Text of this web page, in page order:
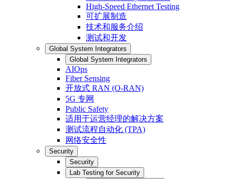
High-Speed Ethernet Testing
可扩展制造
技术和服务介绍
测试和开发
Global System Integrators
Global System Integrators
AIOps
Fiber Sensing
开放式 RAN (O-RAN)
5G 专网
Public Safety
适用于运营经理的解决方案
测试流程自动化 (TPA)
网络安全性
Security
Security
Lab Testing for Security